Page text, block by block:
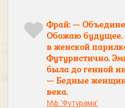
Фрай: —
Обожаю
в женской
Футуристично.
была до генной
— Бедные
века.
Мф 'Футурама'